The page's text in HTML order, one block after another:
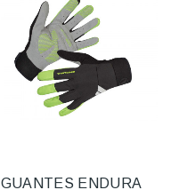
GUANTES ENDURA